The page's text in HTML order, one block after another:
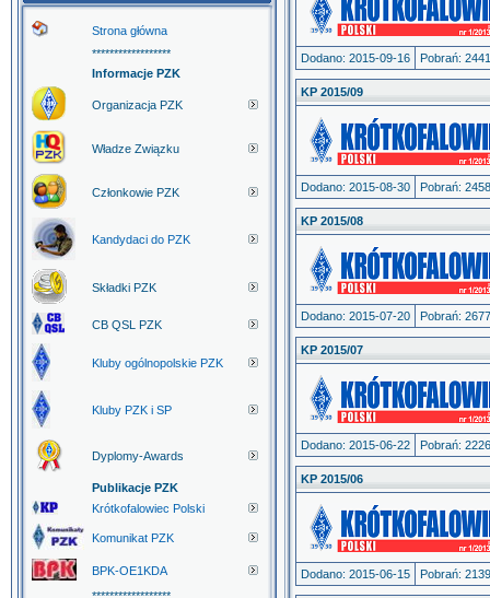
Strona główna
******************
Informacje PZK
Organizacja PZK
Władze Związku
Członkowie PZK
Kandydaci do PZK
Składki PZK
CB QSL PZK
Kluby ogólnopolskie PZK
Kluby PZK i SP
Dyplomy-Awards
Publikacje PZK
Krótkofalowiec Polski
Komunikat PZK
BPK-OE1KDA
Dodano: 2015-09-16 Pobrań: 2441
KP 2015/09
Dodano: 2015-08-30 Pobrań: 2458
KP 2015/08
Dodano: 2015-07-20 Pobrań: 2677
KP 2015/07
Dodano: 2015-06-22 Pobrań: 2226
KP 2015/06
Dodano: 2015-06-15 Pobrań: 2139